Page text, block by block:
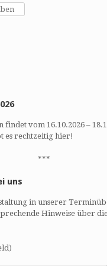
findet vom 16.10.2026 –
es rechtzeitig hier!
***
uns
in unserer
Hinweise über